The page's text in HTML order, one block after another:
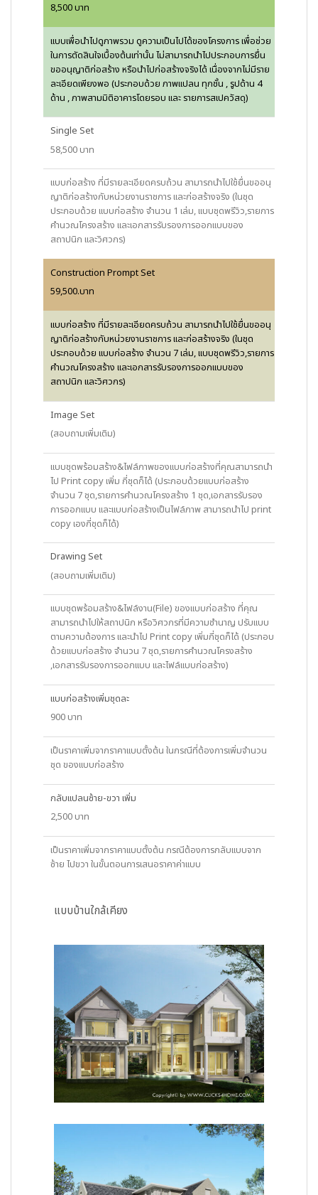
8,500 บาท
แบบเพื่อนำไปดูภาพรวม ดูความเป็นไปได้ของโครงการ เพื่อช่วย
ในการตัดสินใจเบื้องต้นเท่านั้น ไม่สามารถนำไปประกอบการยื่น
ขออนุญาติก่อสร้าง หรือนำไปก่อสร้างจริงได้ เนื่องจากไม่มีราย
ละเอียดเพียงพอ (ประกอบด้วย ภาพแปลน ทุกชั้น , รูปด้าน 4
ด้าน , ภาพสามมิติอาคารโดยรอบ และ รายการสเปควัสดุ)
Single Set
58,500 บาท
แบบก่อสร้าง ที่มีรายละเอียดครบถ้วน สามารถนำไปใช้ยื่นขออนุ
ญาติก่อสร้างกับหน่วยงานราชการ และก่อสร้างจริง (ในชุด
ประกอบด้วย แบบก่อสร้าง จำนวน 1 เล่ม, แบบชุดพรีวิว,รายการ
คำนวณโครงสร้าง และเอกสารรับรองการออกแบบของ
สถาปนิก และวิศวกร)
Construction Prompt Set
59,500.บาท
แบบก่อสร้าง ที่มีรายละเอียดครบถ้วน สามารถนำไปใช้ยื่นขออนุ
ญาติก่อสร้างกับหน่วยงานราชการ และก่อสร้างจริง (ในชุด
ประกอบด้วย แบบก่อสร้าง จำนวน 7 เล่ม, แบบชุดพรีวิว,รายการ
คำนวณโครงสร้าง และเอกสารรับรองการออกแบบของ
สถาปนิก และวิศวกร)
Image Set
(สอบถามเพิ่มเติม)
แบบชุดพร้อมสร้าง&ไฟล์ภาพของแบบก่อสร้างที่คุณสามารถนำ
ไป Print copy เพิ่ม กี่ชุดก็ได้ (ประกอบด้วยแบบก่อสร้าง
จำนวน 7 ชุด,รายการคำนวณโครงสร้าง 1 ชุด,เอกสารรับรอง
การออกแบบ และแบบก่อสร้างเป็นไฟล์ภาพ สามารถนำไป print
copy เองกี่ชุดก็ได้)
Drawing Set
(สอบถามเพิ่มเติม)
แบบชุดพร้อมสร้าง&ไฟล์งาน(File) ของแบบก่อสร้าง ที่คุณ
สามารถนำไปให้สถาปนิก หรือวิศวกรที่มีความชำนาญ ปรับแบบ
ตามความต้องการ และนำไป Print copy เพิ่มกี่ชุดก็ได้ (ประกอบ
ด้วยแบบก่อสร้าง จำนวน 7 ชุด,รายการคำนวณโครงสร้าง
,เอกสารรับรองการออกแบบ และไฟล์แบบก่อสร้าง)
แบบก่อสร้างเพิ่มชุดละ
900 บาท
เป็นราคาเพิ่มจากราคาแบบตั้งต้น ในกรณีที่ต้องการเพิ่มจำนวน
ชุด ของแบบก่อสร้าง
กลับแปลนซ้าย-ขวา เพิ่ม
2,500 บาท
เป็นราคาเพิ่มจากราคาแบบตั้งต้น กรณีต้องการกลับแบบจาก
ซ้าย ไปขวา ในขั้นตอนการเสนอราคาค่าแบบ
แบบบ้านใกล้เคียง